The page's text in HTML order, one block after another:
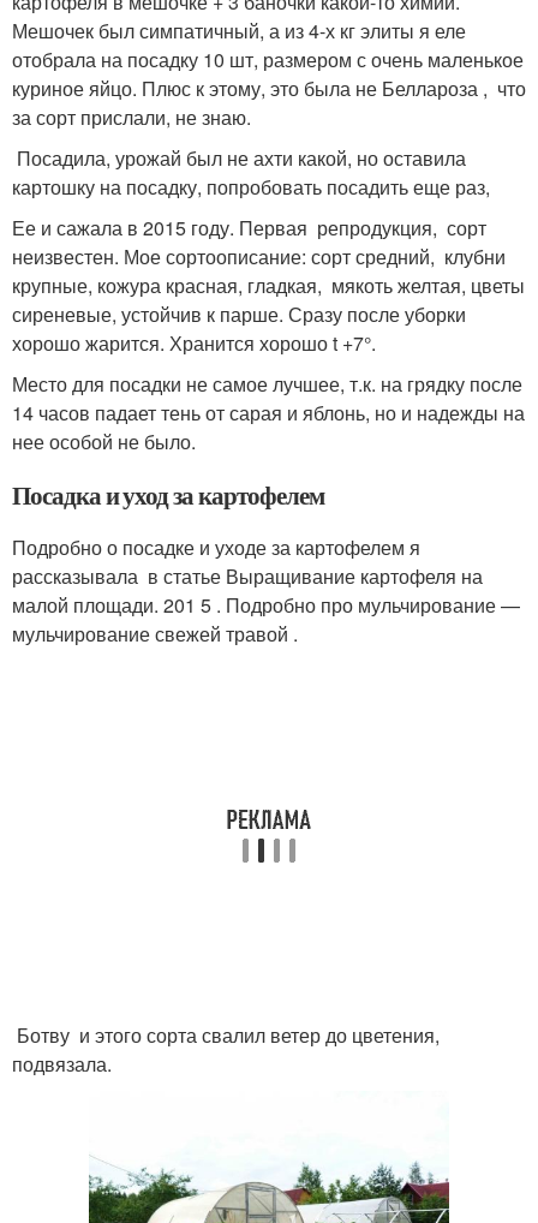
Мешочек был симпатичный, а из 4-х кг элиты я еле
отобрала на посадку 10 шт, размером с очень маленькое
куриное яйцо. Плюс к этому, это была не Беллароза , что
за сорт прислали, не знаю.
Посадила, урожай был не ахти какой, но оставила
картошку на посадку, попробовать посадить еще раз,
Ее и сажала в 2015 году. Первая репродукция, сорт
неизвестен. Мое сортоописание: сорт средний, клубни
крупные, кожура красная, гладкая, мякоть желтая, цветы
сиреневые, устойчив к парше. Сразу после уборки
хорошо жарится. Хранится хорошо t +7°.
Место для посадки не самое лучшее, т.к. на грядку после
14 часов падает тень от сарая и яблонь, но и надежды на
нее особой не было.
Посадка и уход за картофелем
Подробно о посадке и уходе за картофелем я
рассказывала в статье Выращивание картофеля на
малой площади. 201 5 . Подробно про мульчирование —
мульчирование свежей травой .
Ботву и этого сорта свалил ветер до цветения,
подвязала.